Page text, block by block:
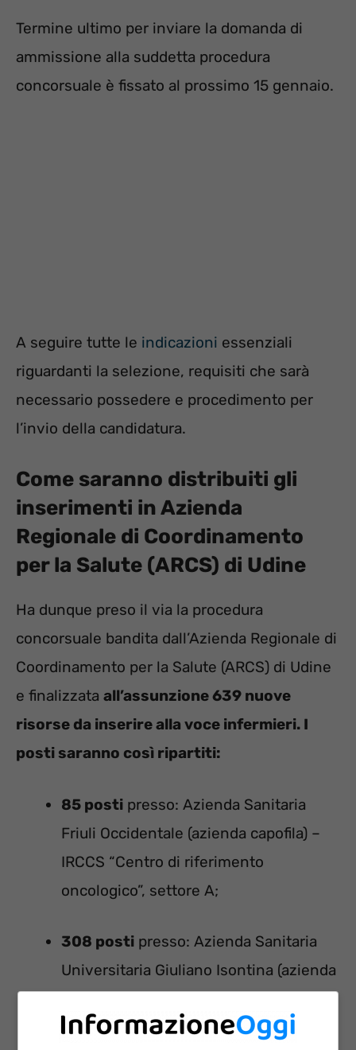
Termine ultimo per inviare la domanda di
ammissione alla suddetta procedura
concorsuale è fissato al prossimo 15 gennaio.
A seguire tutte le indicazioni essenziali
riguardanti la selezione, requisiti che sarà
necessario possedere e procedimento per
l’invio della candidatura.
Come saranno distribuiti gli
inserimenti inAzienda
Regionale di Coordinamento
per la Salute (ARCS) di Udine
Ha dunque preso il via la procedura
concorsuale bandita dall’Azienda Regionale di
Coordinamento per la Salute (ARCS) di Udine
e finalizzata all’assunzione 639 nuove
risorse da inserire alla voce infermieri. I
posti saranno così ripartiti:
85 posti presso: Azienda Sanitaria
Friuli Occidentale (azienda capofila) –
IRCCS “Centro di riferimento
oncologico”, settore A;
308 posti presso: Azienda Sanitaria
Universitaria Giuliano Isontina (azienda
settore B;